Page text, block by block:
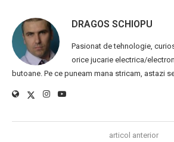
DRAGOS SCHIOPU
Pasionat de tehnologie,
orice jucarie electrica/
butoane. Pe ce puneam mana stricam, astazi
articol anterior